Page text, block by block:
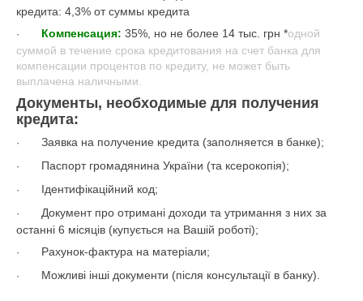
кредита: 4,3% от суммы кредита
· Компенсация: 35%, но не более 14 тыс. грн *одной
суммой в течение срока кредитования на счет банка для
компенсации процентов по кредиту, не может быть
выплачена наличными.
Документы, необходимые для получения
кредита:
· Заявка на получение кредита (заполняется в банке);
· Паспорт громадянина України (та ксерокопія);
· Ідентифікаційний код;
·
Документ про отримані доходи та утримання з них за
останні 6 місяців (купується на Вашій роботі);
· Рахунок-фактура на матеріали;
· Можливі інші документи (після консультації в банку).